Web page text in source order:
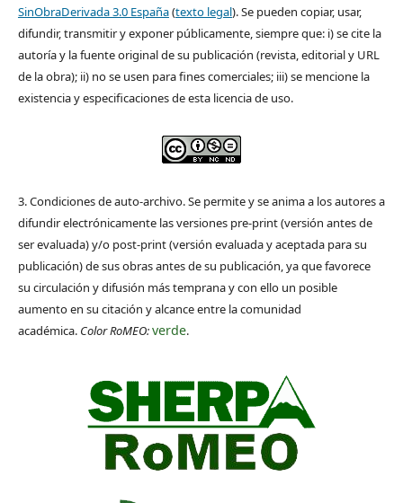
SinObraDerivada 3.0 España(texto legal). Se pueden copiar, usar,
difundir, transmitir y exponer públicamente, siempre que: i) se cite la
autoría y la fuente original de su publicación (revista, editorial y URL
de la obra); ii) no se usen para fines comerciales; iii) se mencione la
existencia y especificaciones de esta licencia de uso.
3. Condiciones de auto-archivo. Se permite y se anima a los autores a
difundir electrónicamente las versiones pre-print (versión antes de
ser evaluada) y/o post-print (versión evaluada y aceptada para su
publicación) de sus obras antes de su publicación, ya que favorece
su circulación y difusión más temprana y con ello un posible
aumento en su citación y alcance entre la comunidad
académica. Color RoMEO:verde.